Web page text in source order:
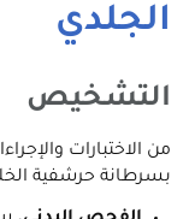
الجلدي
التشخيص
من الاختبارات
بسرطانة حرشفية